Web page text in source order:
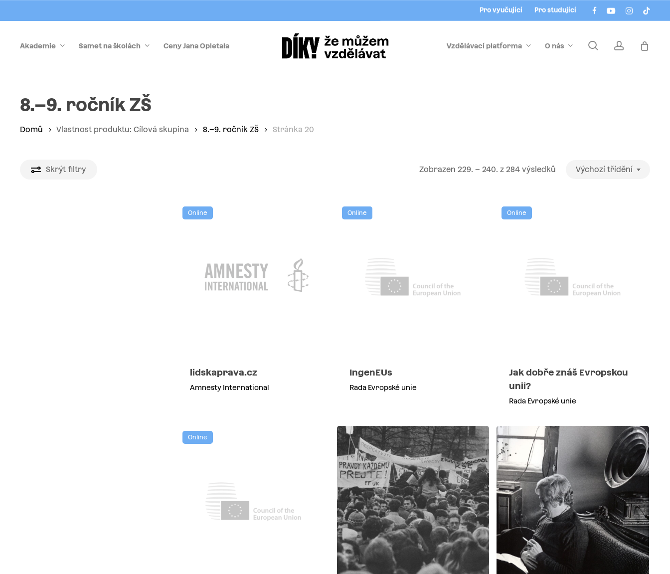
to
content
facebookyoutubeinstagram
tiktok
Pro vyučující Pro studující
Akademie Samet na školách Ceny Jana Opletala Vzdělávací platforma O nás searchaccount
8.–9. ročník ZŠ
Domů Vlastnost produktu: Cílová skupina 8.–9. ročník ZŠ Stránka 20
Skrýt filtry Zobrazen 229. – 240. z 284 výsledků Výchozí třídění
Online
lidskaprava.cz
Amnesty International
Online
IngenEUs
Rada Evropské unie
Online
Jak dobře znáš Evropskou
unii?
Rada Evropské unie
Online
Menu